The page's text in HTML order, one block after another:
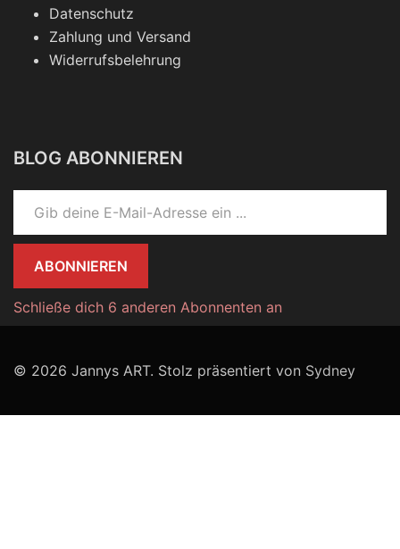
Datenschutz
Zahlung und Versand
Widerrufsbelehrung
BLOG ABONNIEREN
Gib deine E-Mail-Adresse ein ...
ABONNIEREN
Schließe dich 6 anderen Abonnenten an
© 2026 Jannys ART. Stolz präsentiert von Sydney